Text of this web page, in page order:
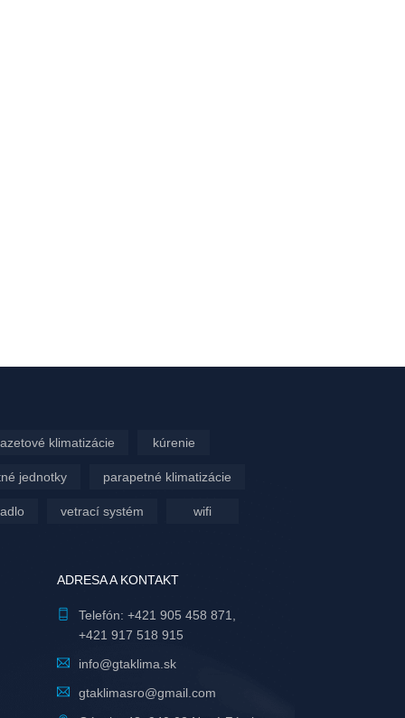
klimatizácie kúrenie
jednotky parapetné klimatizácie
vetrací systém wifi
ADRESA A KONTAKT
Telefón: +421 905 458 871
+421 917 518 915
info@gtaklima.sk
gtaklimasro@gmail.com